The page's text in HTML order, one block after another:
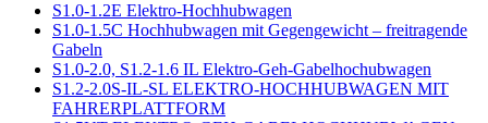
S1.0-1.2E Elektro-Hochhubwagen
S1.0-1.5C Hochhubwagen mit Gegengewicht – freitragende
Gabeln
S1.0-2.0, S1.2-1.6 IL Elektro-Geh-Gabelhochubwagen
S1.2-2.0S-IL-SL ELEKTRO-HOCHHUBWAGEN MIT
FAHRERPLATTFORM